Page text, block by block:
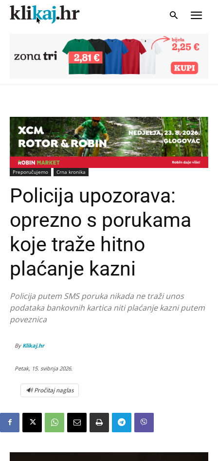
Preporučujemo Crna kronika
Policija upozorava:
oprezno s porukama
koje traže hitno
plaćanje kazni
Policija putem SMS poruka nikada ne traži unos
podataka bankovnih kartica niti plaćanje kazni putem
poveznica
By Klikaj.hr
Petak, 15. svibnja 2026.
🔊 Pročitaj naglas